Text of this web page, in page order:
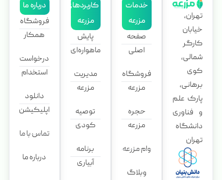
تهران،
خیابان
کارگر
شمالی،
کوی
برهانی،
پارک علم
و فناوری
دانشگاه
تهران
خدمات
مزرعه
صفحه
اصلی
فروشگاه
مزرعه
حجره
مزرعه
وام مزرعه
وبلاگ
کاربردهای
مزرعه
پایش
ماهواره‌ای
مدیریت
مزرعه
توصیه
کودی
برنامه
آبیاری
درباره ما
فروشگاه
همکار
درخواست
استخدام
دانلود
اپلیکیشن
تماس با ما
درباره ما